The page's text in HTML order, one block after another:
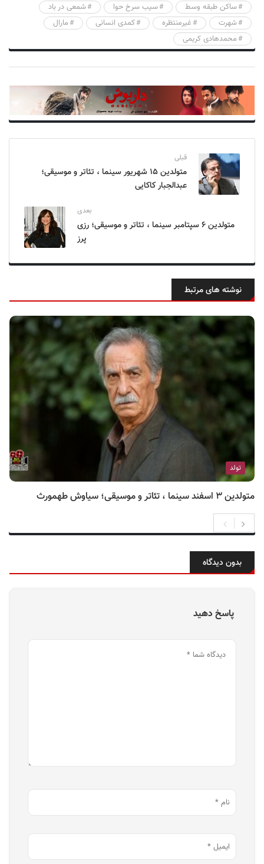
ساکن طبقه وسط
سیب سرخ حوا
شمعی در باد
شهرت
غیرمنتظره کمدی انسانی
مارال
محمدهادی کریمی
قبلی
متولدین ۱۵ شهریور سینما ، تئاتر و موسیقی؛
عبدالجبار کاکایی
بعدی
متولدین ۶ سپتامبر سینما ، تئاتر و موسیقی؛ رزی
پرز
نوشته های مرتبط
تولد
متولدین ۳ اسفند سینما ، تئاتر و موسیقی؛ سیاوش طهمورث
بدون دیدگاه
پاسخ دهید